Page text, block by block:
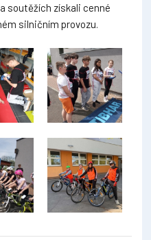
soutěžích získali cenné
silničním provozu.